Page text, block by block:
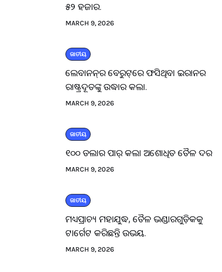
୫୨ ହଜାର.
MARCH 9, 2026
ଜାତୀୟ
ଲେବାନନ୍‌ର ବେରୁଟ୍‌ରେ ଫସିଥିବା ଇରାନର
ରାଷ୍ଟ୍ରଦୂତଙ୍କୁ ଉଦ୍ଧାର କଲା.
MARCH 9, 2026
ଜାତୀୟ
୧୦୦ ଡଲାର ପାର୍ କଲା ଅଶୋଧିତ ତୈଳ ଦର
MARCH 9, 2026
ଜାତୀୟ
ମଧ୍ୟପ୍ରାଚ୍ୟ ମହାଯୁଦ୍ଧ, ତୈଳ ଭଣ୍ଡାରଗୁଡ଼ିକକୁ
ଟାର୍ଗେଟ କରିଛନ୍ତି ଉଭୟ.
MARCH 9, 2026